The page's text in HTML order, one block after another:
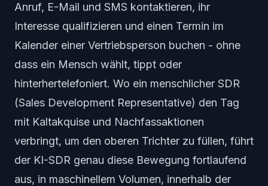
Anruf, E-Mail und SMS kontaktieren, ihr
Interesse qualifizieren und einen Termin im
Kalender einer Vertriebsperson buchen - ohne
dass ein Mensch wählt, tippt oder
hinterhertelefoniert. Wo ein menschlicher SDR
(Sales Development Representative) den Tag
mit Kaltakquise und Nachfassaktionen
verbringt, um den oberen Trichter zu füllen, führt
der KI-SDR genau diese Bewegung fortlaufend
aus, in maschinellem Volumen, innerhalb der